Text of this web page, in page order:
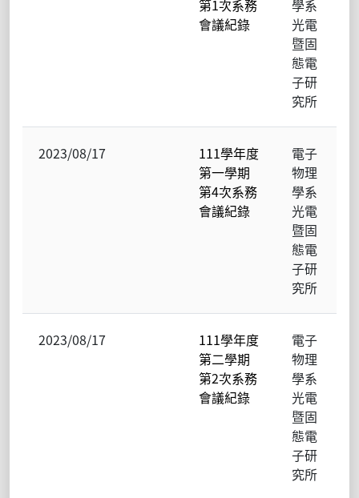
第1次系務
會議紀錄
學系
光電
暨固
態電
子研
究所
2023/08/17
111學年度
第一學期
第4次系務
會議紀錄
電子
物理
學系
光電
暨固
態電
子研
究所
2023/08/17
111學年度
第二學期
第2次系務
會議紀錄
電子
物理
學系
光電
暨固
態電
子研
究所